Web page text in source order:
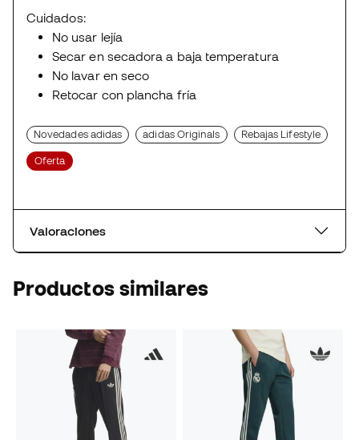
Cuidados:
No usar lejía
Secar en secadora a baja temperatura
No lavar en seco
Retocar con plancha fría
Novedades adidas adidas Originals Rebajas Lifestyle
Oferta
Valoraciones
Productos similares